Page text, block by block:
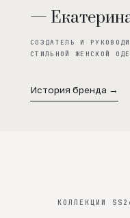
—
СОЗДАТЕЛЬ И
СТИЛЬНОЙ ЖЕНСКОЙ
История бренда →
КОЛЛЕКЦИИ